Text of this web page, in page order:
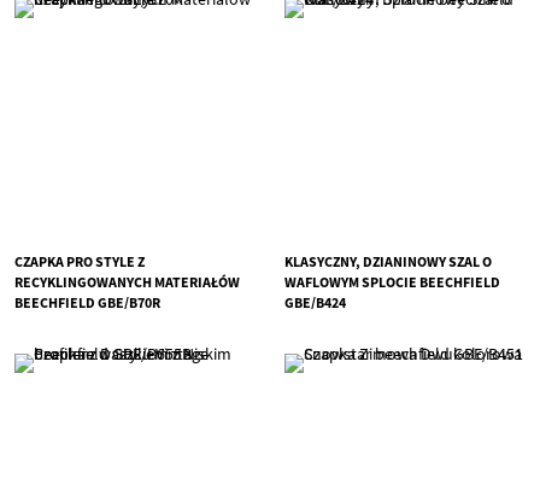
CZAPKA PRO STYLE Z
RECYKLINGOWANYCH MATERIAŁÓW
BEECHFIELD GBE/B70R
KLASYCZNY, DZIANINOWY SZAL O
WAFLOWYM SPLOCIE BEECHFIELD
GBE/B424